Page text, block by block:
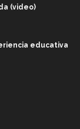
(video)
educativa